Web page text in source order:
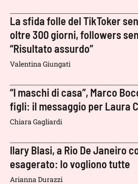
La sfida folle del TikToker
oltre 300 giorni, followers
“Risultato assurdo”
Valentina Giungati
“I maschi di casa”, Marco
figli: il messaggio per Laura
Chiara Gagliardi
Ilary Blasi, a Rio De Janeiro
esagerato: lo vogliono tutte
Arianna Durazzi